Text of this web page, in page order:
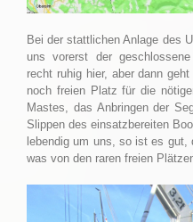
Bei der stattlichen Anlage des
uns vorerst der
recht ruhig hier, aber dann
noch freien Platz für die
Mastes, das Anbringen der
Slippen des einsatzbereiten
lebendig um uns, so ist es gut,
was von den raren freien